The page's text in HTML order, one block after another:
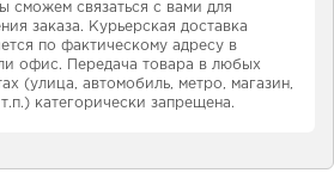
сможем связаться с вами для
заказа. Курьерская доставка
по фактическому адресу в
офис. Передача товара в любых
(улица, автомобиль, метро, магазин,
категорически запрещена.